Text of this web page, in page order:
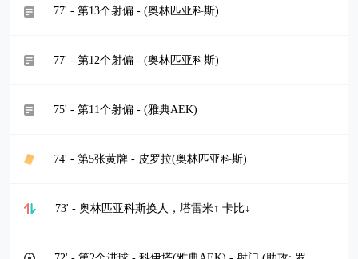
77' - 第13个射偏 - (奥林匹亚科斯)
77' - 第12个射偏 - (奥林匹亚科斯)
75' - 第11个射偏 - (雅典AEK)
74' - 第5张黄牌 - 皮罗拉(奥林匹亚科斯)
73' - 奥林匹亚科斯换人，塔雷米↑ 卡比↓